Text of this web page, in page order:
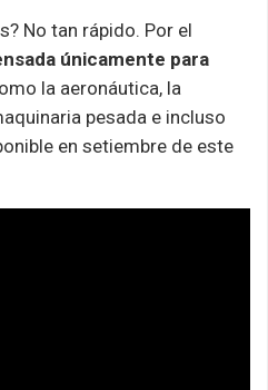
No tan rápido. Por el
únicamente para
la aeronáutica, la
pesada e incluso
en setiembre de este